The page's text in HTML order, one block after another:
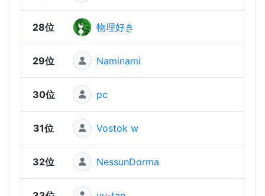
28位 物理好き
29位 Naminami
30位 pc
31位 Vostok w
32位 NessunDorma